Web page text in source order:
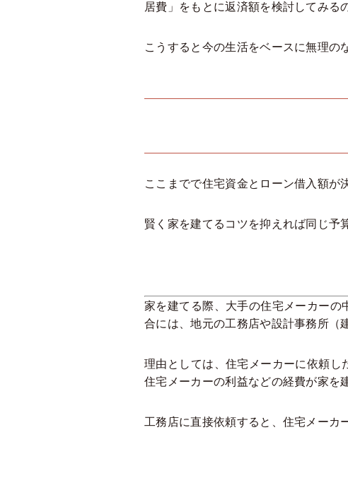
居費」をもとに返済額を検討してみる
こうすると今の生活をベースに無理の
ここまでで住宅資金とローン借入額が
賢く家を建てるコツを抑えれば同じ予
家を建てる際、大手の住宅メーカー
合には、地元の工務店や設計事務所（
理由としては、住宅メーカーに依頼し
住宅メーカーの利益などの経費が家を
工務店に直接依頼すると、住宅メーカ